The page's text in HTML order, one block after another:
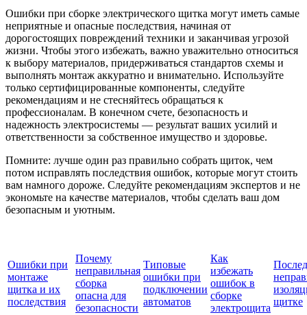
Ошибки при сборке электрического щитка могут иметь самые
неприятные и опасные последствия, начиная от
дорогостоящих повреждений техники и заканчивая угрозой
жизни. Чтобы этого избежать, важно уважительно относиться
к выбору материалов, придерживаться стандартов схемы и
выполнять монтаж аккуратно и внимательно. Используйте
только сертифицированные компоненты, следуйте
рекомендациям и не стесняйтесь обращаться к
профессионалам. В конечном счете, безопасность и
надежность электросистемы — результат ваших усилий и
ответственности за собственное имущество и здоровье.
Помните: лучше один раз правильно собрать щиток, чем
потом исправлять последствия ошибок, которые могут стоить
вам намного дороже. Следуйте рекомендациям экспертов и не
экономьте на качестве материалов, чтобы сделать ваш дом
безопасным и уютным.
Ошибки при
монтаже
щитка и их
последствия
Почему
неправильная
сборка
опасна для
безопасности
Типовые
ошибки при
подключении
автоматов
Как
избежать
ошибок в
сборке
электрощита
щитке